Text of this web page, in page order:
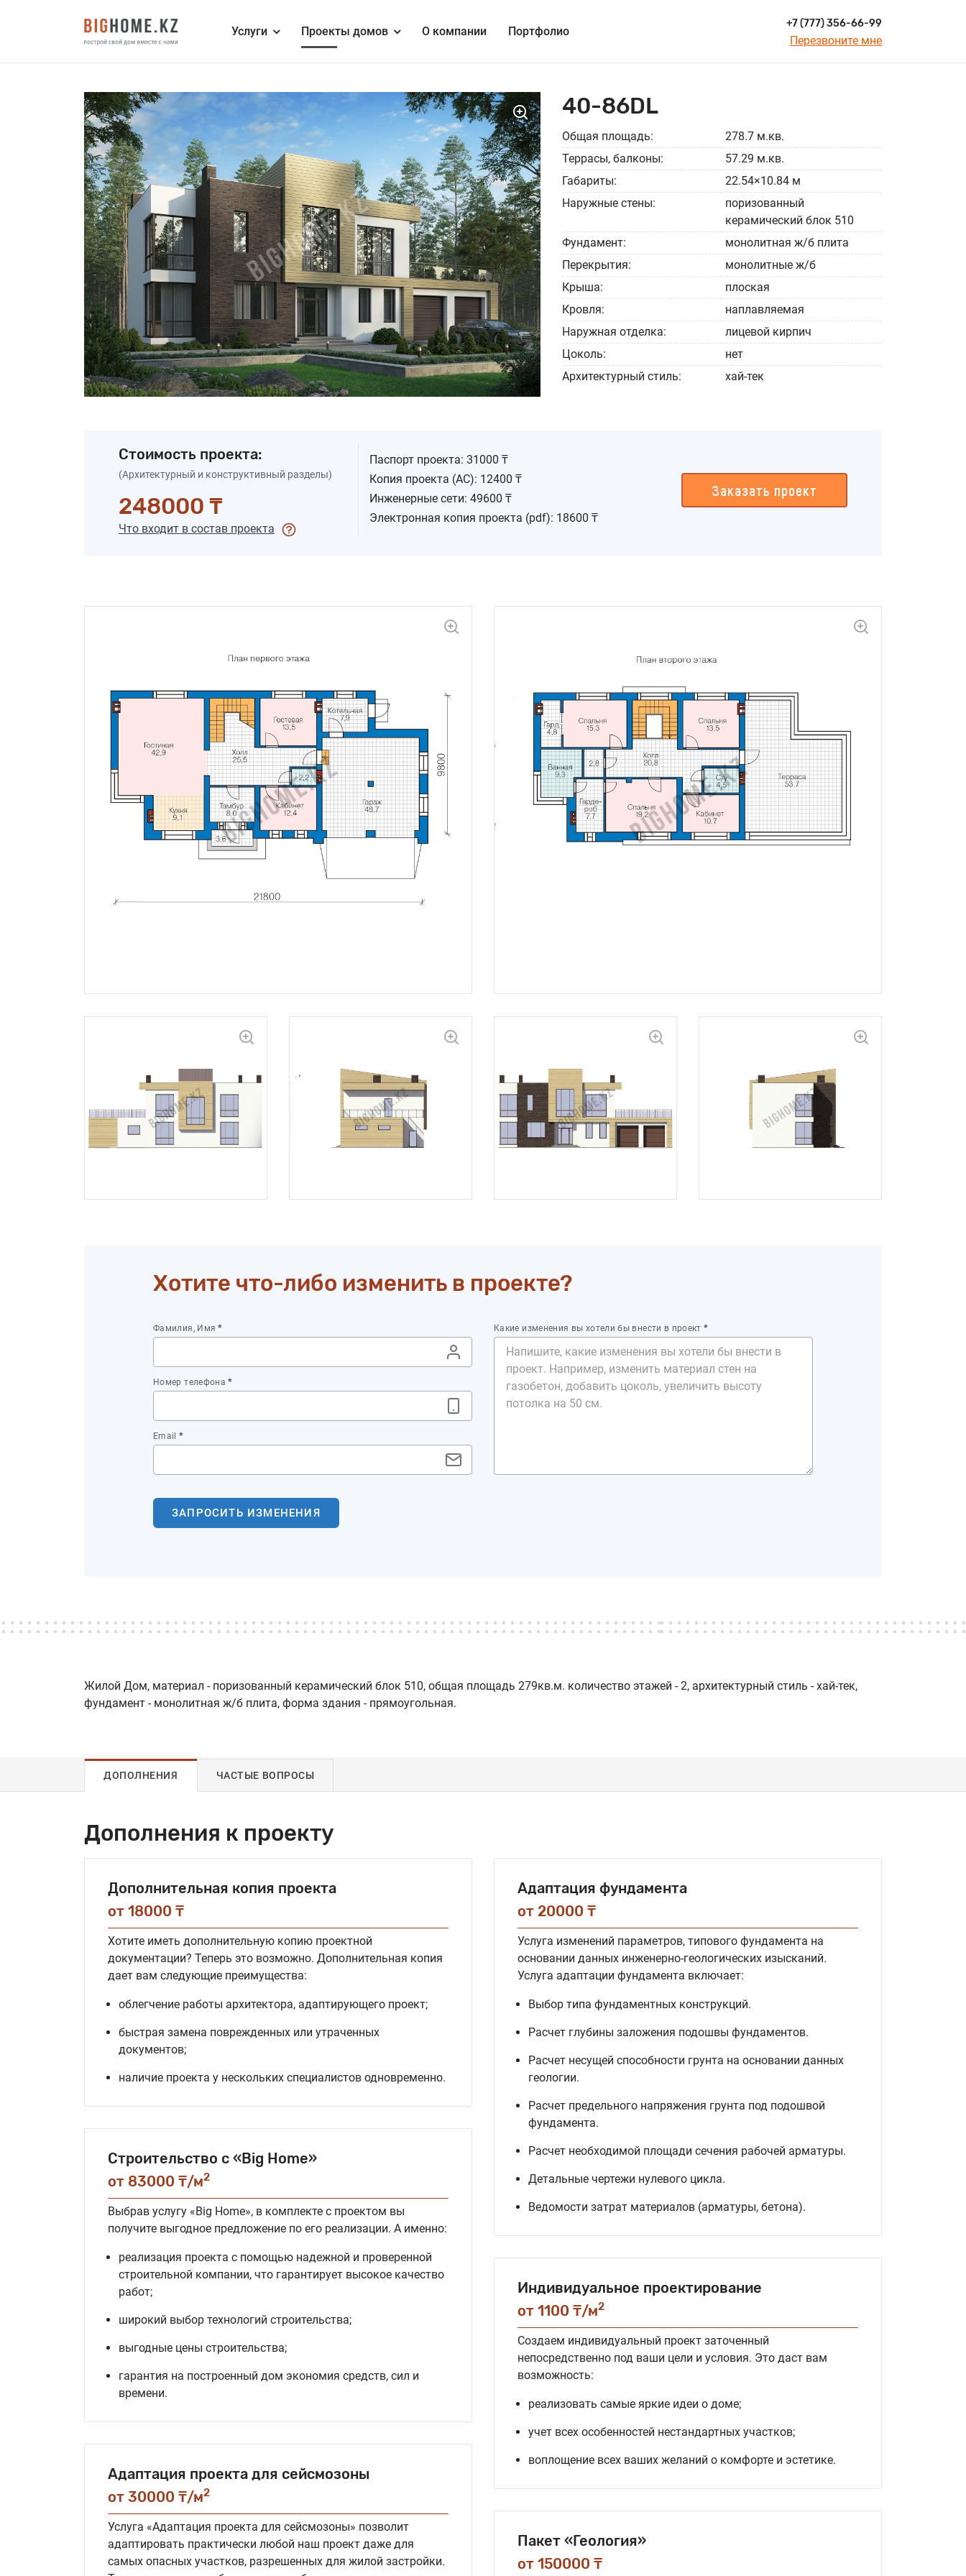
Услуги Проекты домов О компании Портфолио
+7 (777) 356-66-99
Перезвоните мне
40-86DL
Общая площадь:
278.7 м.кв.
Террасы, балконы:
57.29 м.кв.
Габариты:
22.54×10.84 м
Наружные стены:
поризованный
керамический блок 510
Фундамент:
монолитная ж/б плита
Перекрытия:
монолитные ж/б
Крыша:
плоская
Кровля:
наплавляемая
Наружная отделка:
лицевой кирпич
Цоколь:
нет
Архитектурный стиль:
хай-тек
Стоимость проекта:
(Архитектурный и конструктивный разделы)
248000 ₸
Что входит в состав проекта
Паспорт проекта: 31000 ₸
Копия проекта (АС): 12400 ₸
Инженерные сети: 49600 ₸
Электронная копия проекта (pdf): 18600 ₸
Заказать проект
Хотите что-либо изменить в проекте?
Фамилия, Имя *
Номер телефона *
Email *
Какие изменения вы хотели бы внести в проект *
ЗАПРОСИТЬ ИЗМЕНЕНИЯ
Жилой Дом, материал - поризованный керамический блок 510, общая площадь 279кв.м. количество этажей - 2, архитектурный стиль - хай-тек,
фундамент - монолитная ж/б плита, форма здания - прямоугольная.
ДОПОЛНЕНИЯ ЧАСТЫЕ ВОПРОСЫ
Дополнения к проекту
Дополнительная копия проекта
от 18000 ₸
Хотите иметь дополнительную копию проектной
документации? Теперь это возможно. Дополнительная копия
дает вам следующие преимущества:
облегчение работы архитектора, адаптирующего проект;
быстрая замена поврежденных или утраченных
документов;
наличие проекта у нескольких специалистов одновременно.
Строительство с «Big Home»
от 83000 ₸/м2
Выбрав услугу «Big Home», в комплекте с проектом вы
получите выгодное предложение по его реализации. А именно:
реализация проекта с помощью надежной и проверенной
строительной компании, что гарантирует высокое качество
работ;
широкий выбор технологий строительства;
выгодные цены строительства;
гарантия на построенный дом экономия средств, сил и
времени.
Адаптация проекта для сейсмозоны
от 30000 ₸/м2
Услуга «Адаптация проекта для сейсмозоны» позволит
адаптировать практически любой наш проект даже для
самых опасных участков, разрешенных для жилой застройки.
Адаптация фундамента
от 20000 ₸
Услуга изменений параметров, типового фундамента на
основании данных инженерно-геологических изысканий.
Услуга адаптации фундамента включает:
Выбор типа фундаментных конструкций.
Расчет глубины заложения подошвы фундаментов.
Расчет несущей способности грунта на основании данных
геологии.
Расчет предельного напряжения грунта под подошвой
фундамента.
Расчет необходимой площади сечения рабочей арматуры.
Детальные чертежи нулевого цикла.
Ведомости затрат материалов (арматуры, бетона).
Индивидуальное проектирование
от 1100 ₸/м2
Создаем индивидуальный проект заточенный
непосредственно под ваши цели и условия. Это даст вам
возможность:
реализовать самые яркие идеи о доме;
учет всех особенностей нестандартных участков;
воплощение всех ваших желаний о комфорте и эстетике.
Пакет «Геология»
от 150000 ₸